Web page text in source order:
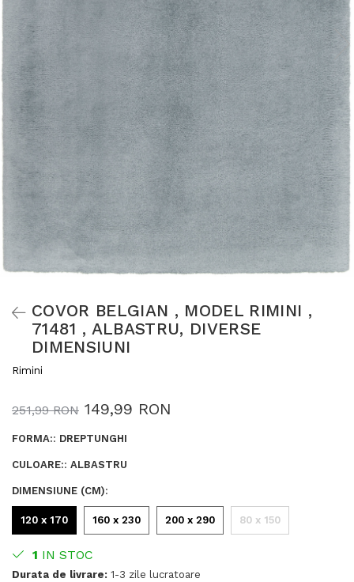
COVOR BELGIAN , MODEL RIMINI ,
71481 , ALBASTRU, DIVERSE
DIMENSIUNI
Rimini
251,99 RON 149,99 RON
FORMA:: DREPTUNGHI
CULOARE:: ALBASTRU
DIMENSIUNE (CM):
120 x 170 160 x 230 200 x 290 80 x 150
1 IN STOC
Durata de livrare: 1-3 zile lucratoare